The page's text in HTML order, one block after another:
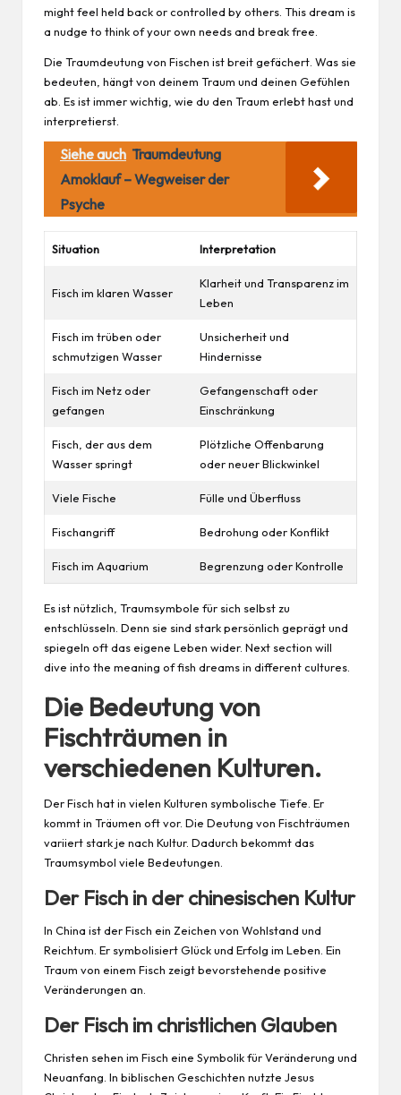
might feel held back or controlled by others. This dream is
a nudge to think of your own needs and break free.
Die Traumdeutung von Fischen ist breit gefächert. Was sie
bedeuten, hängt von deinem Traum und deinen Gefühlen
ab. Es ist immer wichtig, wie du den Traum erlebt hast und
interpretierst.
Siehe auch Traumdeutung
Amoklauf – Wegweiser der
Psyche
Situation Interpretation
Fisch im klaren Wasser
Klarheit und Transparenz im
Leben
Fisch im trüben oder
schmutzigen Wasser
Unsicherheit und
Hindernisse
Fisch im Netz oder
gefangen
Gefangenschaft oder
Einschränkung
Fisch, der aus dem
Wasser springt
Plötzliche Offenbarung
oder neuer Blickwinkel
Viele Fische Fülle und Überfluss
Fischangriff Bedrohung oder Konflikt
Fisch im Aquarium Begrenzung oder Kontrolle
Es ist nützlich, Traumsymbole für sich selbst zu
entschlüsseln. Denn sie sind stark persönlich geprägt und
spiegeln oft das eigene Leben wider. Next section will
dive into the meaning of fish dreams in different cultures.
Die Bedeutung von
Fischträumen in
verschiedenen Kulturen.
Der Fisch hat in vielen Kulturen symbolische Tiefe. Er
kommt in Träumen oft vor. Die Deutung von Fischträumen
variiert stark je nach Kultur. Dadurch bekommt das
Traumsymbol viele Bedeutungen.
Der Fisch in der chinesischen Kultur
In China ist der Fisch ein Zeichen von Wohlstand und
Reichtum. Er symbolisiert Glück und Erfolg im Leben. Ein
Traum von einem Fisch zeigt bevorstehende positive
Veränderungen an.
Der Fisch im christlichen Glauben
Christen sehen im Fisch eine Symbolik für Veränderung und
Neuanfang. In biblischen Geschichten nutzte Jesus